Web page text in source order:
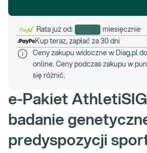
Rata już od:
miesięcznie
Kup teraz, zapłać za 30 dni
Ceny zakupu widoczne w Diag.pl
online. Ceny podczas zakupu w
się różnić.
e-Pakiet
badanie
predyspozycji